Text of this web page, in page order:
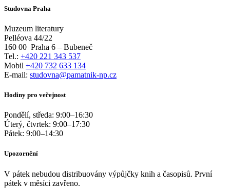
Studovna Praha
Muzeum literatury
Pelléova 44/22
160 00 Praha 6 – Bubeneč
Tel.: +420 221 343 537
Mobil +420 732 633 134
E-mail: studovna@pamatnik-np.cz
Hodiny pro veřejnost
Pondělí, středa: 9:00–16:30
Úterý, čtvrtek: 9:00–17:30
Pátek: 9:00–14:30
Upozornění
V pátek nebudou distribuovány výpůjčky knih a časopisů. První
pátek v měsíci zavřeno.